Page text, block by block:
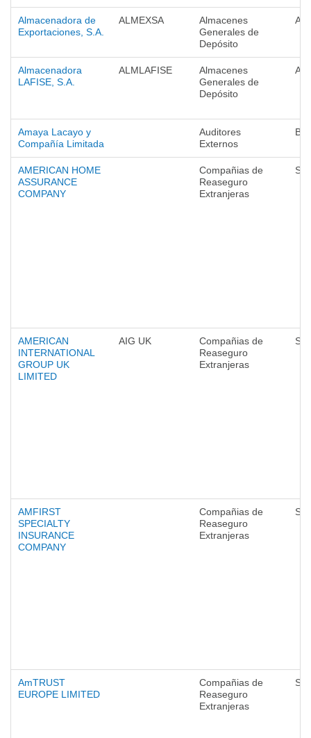
Almacenadora de
Exportaciones, S.A.
ALMEXSA
Almacenes
Generales de
Depósito
Almacenadora
LAFISE, S.A.
ALMLAFISE
Almacenes
Generales de
Depósito
Amaya Lacayo y
Compañía Limitada
Auditores
Externos
AMERICAN HOME
ASSURANCE
COMPANY
Compañias de
Reaseguro
Extranjeras
AMERICAN
INTERNATIONAL
GROUP UK
LIMITED
AIG UK
Compañias de
Reaseguro
Extranjeras
AMFIRST
SPECIALTY
INSURANCE
COMPANY
Compañias de
Reaseguro
Extranjeras
AmTRUST
EUROPE LIMITED
Compañias de
Reaseguro
Extranjeras